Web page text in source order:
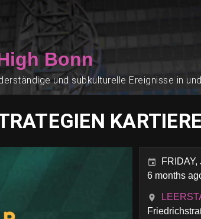
Bonn
und subkulturelle Ereignisse in
6 months